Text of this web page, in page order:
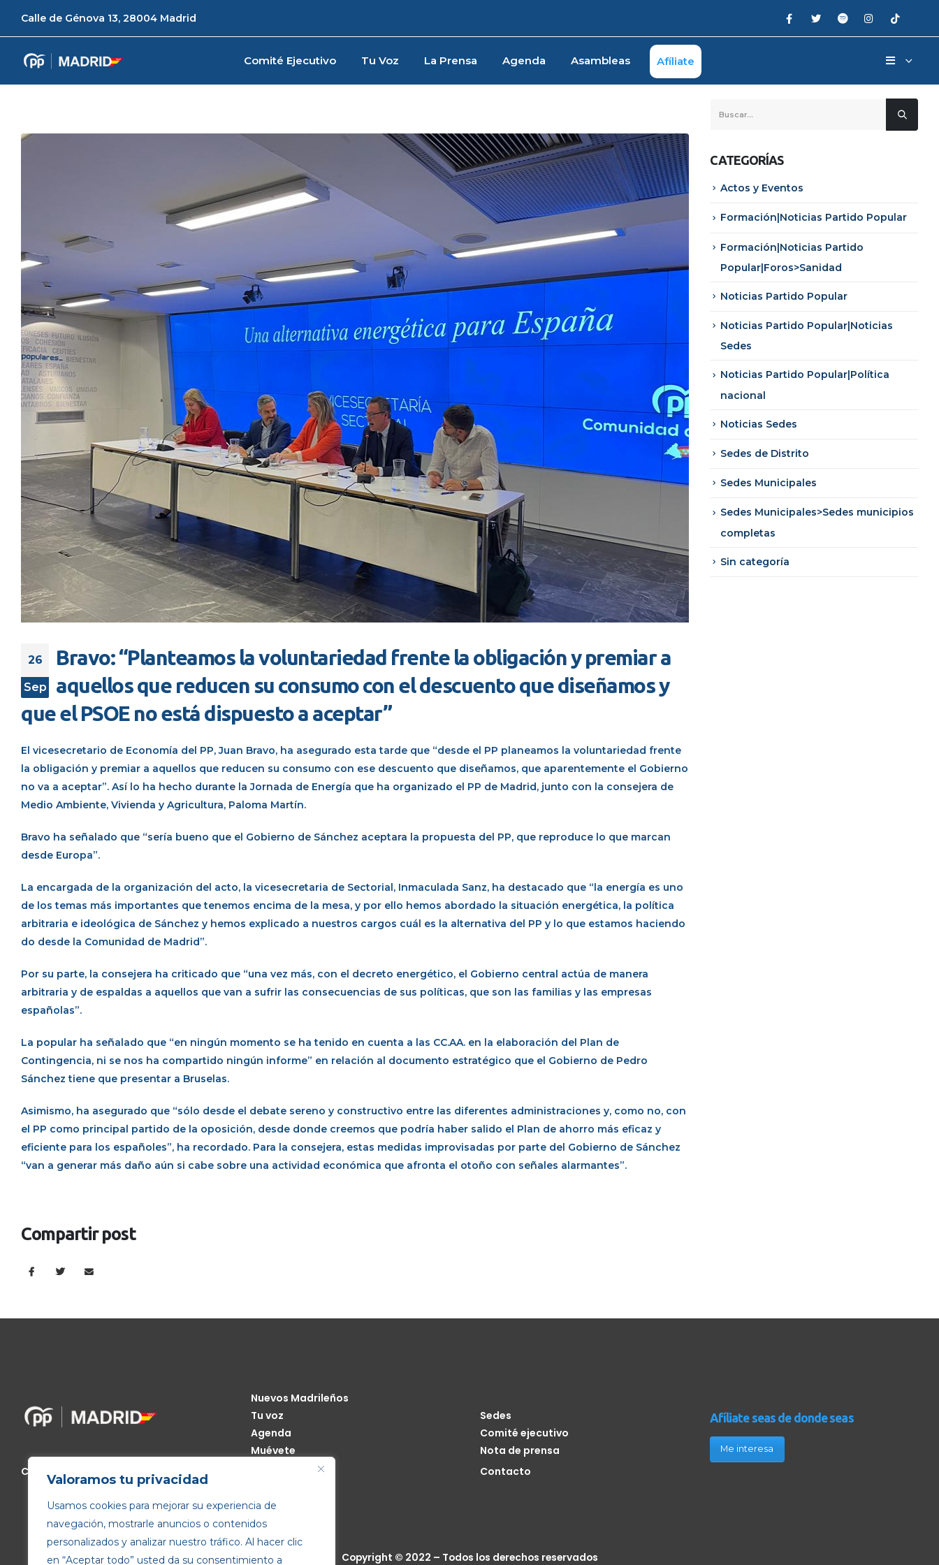
Valoramos tu privacidad
Usamos cookies para mejorar su experiencia de
navegación, mostrarle anuncios o contenidos
personalizados y analizar nuestro tráfico. Al hacer clic
en “Aceptar todo” usted da su consentimiento a
Calle de Génova 13, 28004 Madrid
Comité Ejecutivo Tu Voz La Prensa Agenda Asambleas Afíliate
26
Sep
Bravo: “Planteamos la voluntariedad frente la obligación y premiar a
aquellos que reducen su consumo con el descuento que diseñamos y
que el PSOE no está dispuesto a aceptar”
El vicesecretario de Economía del PP, Juan Bravo, ha asegurado esta tarde que “desde el PP planeamos la voluntariedad frente
la obligación y premiar a aquellos que reducen su consumo con ese descuento que diseñamos, que aparentemente el Gobierno
no va a aceptar”. Así lo ha hecho durante la Jornada de Energía que ha organizado el PP de Madrid, junto con la consejera de
Medio Ambiente, Vivienda y Agricultura, Paloma Martín.
Bravo ha señalado que “sería bueno que el Gobierno de Sánchez aceptara la propuesta del PP, que reproduce lo que marcan
desde Europa”.
La encargada de la organización del acto, la vicesecretaria de Sectorial, Inmaculada Sanz, ha destacado que “la energía es uno
de los temas más importantes que tenemos encima de la mesa, y por ello hemos abordado la situación energética, la política
arbitraria e ideológica de Sánchez y hemos explicado a nuestros cargos cuál es la alternativa del PP y lo que estamos haciendo
do desde la Comunidad de Madrid”.
Por su parte, la consejera ha criticado que “una vez más, con el decreto energético, el Gobierno central actúa de manera
arbitraria y de espaldas a aquellos que van a sufrir las consecuencias de sus políticas, que son las familias y las empresas
españolas”.
La popular ha señalado que “en ningún momento se ha tenido en cuenta a las CC.AA. en la elaboración del Plan de
Contingencia, ni se nos ha compartido ningún informe” en relación al documento estratégico que el Gobierno de Pedro
Sánchez tiene que presentar a Bruselas.
Asimismo, ha asegurado que “sólo desde el debate sereno y constructivo entre las diferentes administraciones y, como no, con
el PP como principal partido de la oposición, desde donde creemos que podría haber salido el Plan de ahorro más eficaz y
eficiente para los españoles”, ha recordado. Para la consejera, estas medidas improvisadas por parte del Gobierno de Sánchez
“van a generar más daño aún si cabe sobre una actividad económica que afronta el otoño con señales alarmantes”.
Compartir post
CATEGORÍAS
Actos y Eventos
Formación|Noticias Partido Popular
Formación|Noticias Partido
Popular|Foros>Sanidad
Noticias Partido Popular
Noticias Partido Popular|Noticias
Sedes
Noticias Partido Popular|Política
nacional
Noticias Sedes
Sedes de Distrito
Sedes Municipales
Sedes Municipales>Sedes municipios
completas
Sin categoría
Calle de Génova, 13, 28004 Madrid
Nuevos Madrileños
Tu voz
Agenda
Muévete
Sedes
Comité ejecutivo
Nota de prensa
Contacto
Afíliate seas de donde seas
Me interesa
Copyright © 2022 – Todos los derechos reservados